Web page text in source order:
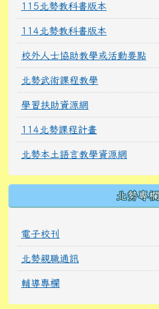
115北勢教科書版本
114北勢教科書版本
校外人士協助教學或活動要點
北勢武術課程教學
學習扶助資源網
114北勢課程計畫
北勢本土語言教學資源網
北勢專欄
電子校刊
北勢親職通訊
輔導專欄